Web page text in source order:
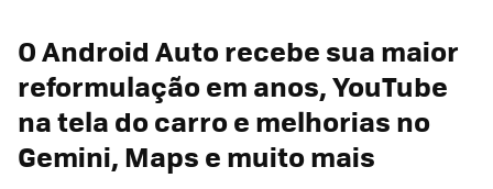
O Android Auto recebe sua maior
reformulação em anos, YouTube
na tela do carro e melhorias no
Gemini, Maps e muito mais